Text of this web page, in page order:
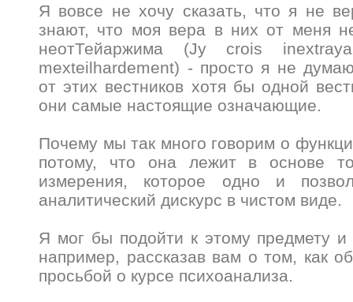
Я вовсе не хочу сказать, что я не
знают, что моя вера в них от меня
неотТейаржима (Jy crois
mexteilhardement) - просто я не
от этих вестников хотя бы одной
они самые настоящие означающие.
Почему мы так много говорим о
потому, что она лежит в основе
измерения, которое одно и
аналитический дискурс в чистом виде.
Я мог бы подойти к этому предмету
например, рассказав вам о том, как
просьбой о курсе психоанализа.